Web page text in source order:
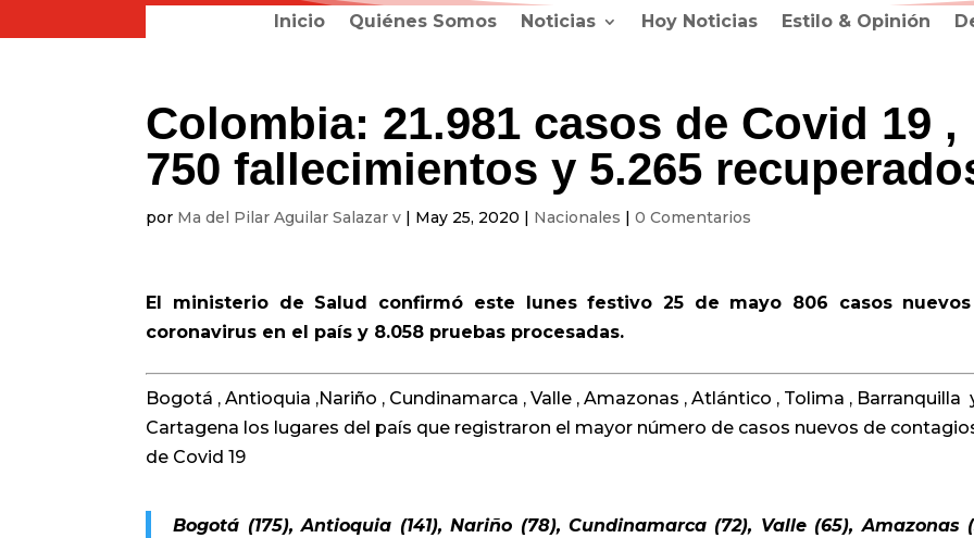
Inicio Quiénes Somos Noticias Hoy Noticias Estilo & Opinión
Colombia: 21.981 casos de Covid 19 ,
750 fallecimientos y 5.265
por Ma del Pilar Aguilar Salazar v | May 25, 2020 | Nacionales |0 Comentarios
El ministerio de Salud confirmó este lunes festivo 25 de mayo 806 casos
coronavirus en el país y 8.058 pruebas procesadas.
Bogotá , Antioquia ,Nariño , Cundinamarca , Valle , Amazonas , Atlántico , Tolima , Barranquilla
Cartagena los lugares del país que registraron el mayor número de casos nuevos de
de Covid 19
Bogotá (175), Antioquia (141), Nariño (78), Cundinamarca (72), Valle (65), Amazonas